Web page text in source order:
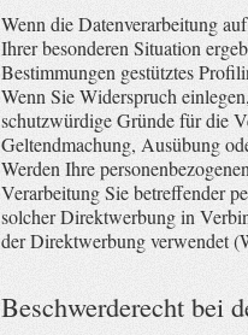
Wenn die Datenverarbeitung
Ihrer besonderen Situation
Bestimmungen gestütztes
Wenn Sie Widerspruch
schutzwürdige Gründe für die
Geltendmachung, Ausübung
Werden Ihre
Verarbeitung Sie betreffender
solcher Direktwerbung in
der Direktwerbung verwendet
Beschwerderecht bei